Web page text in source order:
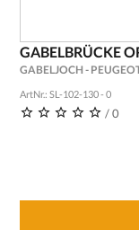
GABELBRÜCKE
GABELJOCH -
ArtNr.: SL-102-130 - 0
/ 0